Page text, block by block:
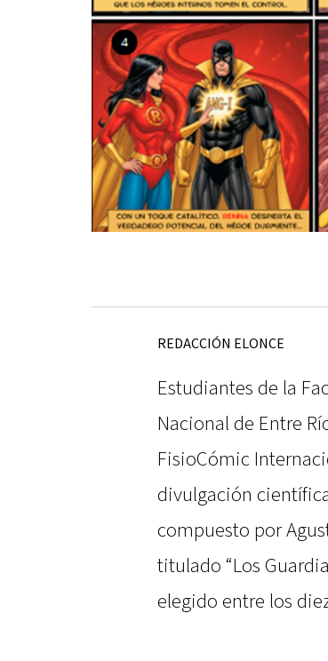
REDACCIÓN ELONCE
Estudiantes de la
Nacional de Entre
FisioCómic
divulgación
compuesto por
titulado “Los
elegido entre los